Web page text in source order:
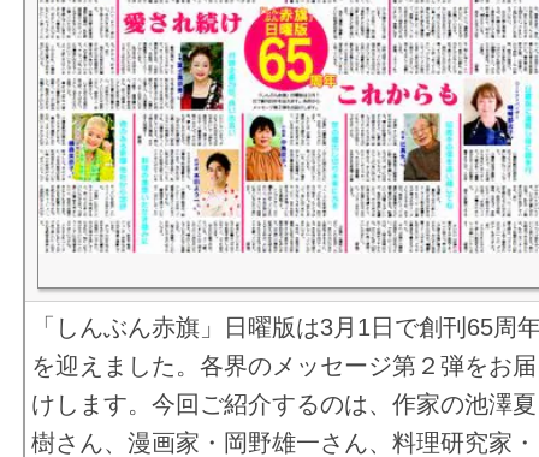
「しんぶん赤旗」日曜版は3月1日で創刊65周
を迎えました。各界のメッセージ第２弾をお届
けします。今回ご紹介するのは、作家の池澤夏
樹さん、漫画家・岡野雄一さん、料理研究家・